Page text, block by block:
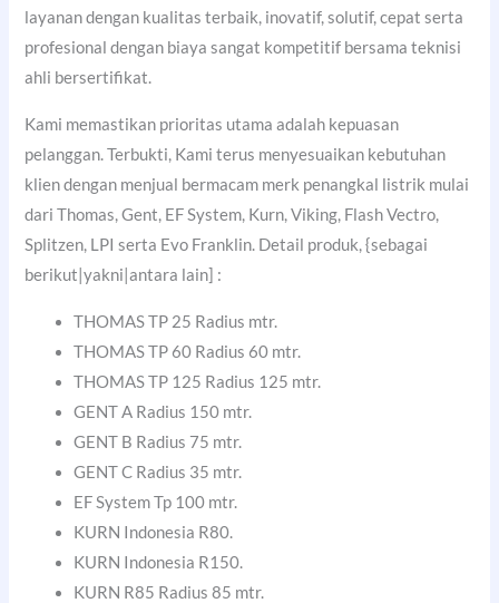
layanan dengan kualitas terbaik, inovatif, solutif, cepat serta
profesional dengan biaya sangat kompetitif bersama teknisi
ahli bersertifikat.
Kami memastikan prioritas utama adalah kepuasan
pelanggan. Terbukti, Kami terus menyesuaikan kebutuhan
klien dengan menjual bermacam merk penangkal listrik mulai
dari Thomas, Gent, EF System, Kurn, Viking, Flash Vectro,
Splitzen, LPI serta Evo Franklin. Detail produk, {sebagai
berikut|yakni|antara lain] :
THOMAS TP 25 Radius mtr.
THOMAS TP 60 Radius 60 mtr.
THOMAS TP 125 Radius 125 mtr.
GENT A Radius 150 mtr.
GENT B Radius 75 mtr.
GENT C Radius 35 mtr.
EF System Tp 100 mtr.
KURN Indonesia R80.
KURN Indonesia R150.
KURN R85 Radius 85 mtr.